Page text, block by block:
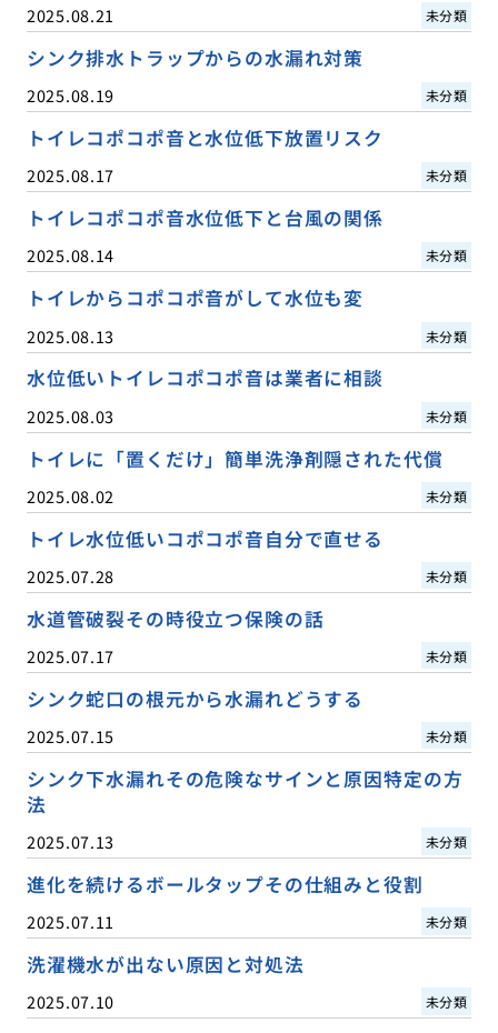
2025.08.21 未分類
シンク排水トラップからの水漏れ対策
2025.08.19 未分類
トイレコポコポ音と水位低下放置リスク
2025.08.17 未分類
トイレコポコポ音水位低下と台風の関係
2025.08.14 未分類
トイレからコポコポ音がして水位も変
2025.08.13 未分類
水位低いトイレコポコポ音は業者に相談
2025.08.03 未分類
トイレに「置くだけ」簡単洗浄剤隠された代償
2025.08.02 未分類
トイレ水位低いコポコポ音自分で直せる
2025.07.28 未分類
水道管破裂その時役立つ保険の話
2025.07.17 未分類
シンク蛇口の根元から水漏れどうする
2025.07.15 未分類
シンク下水漏れその危険なサインと原因特定の方
法
2025.07.13 未分類
進化を続けるボールタップその仕組みと役割
2025.07.11 未分類
洗濯機水が出ない原因と対処法
2025.07.10 未分類